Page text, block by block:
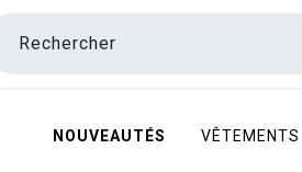
Rechercher
NOUVEAUTÉS VÊTEMENTS